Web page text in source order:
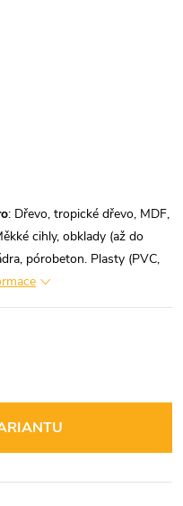
: Dřevo, tropické dřevo, MDF,
cihly, obklady (až do
pórobeton. Plasty (PVC,